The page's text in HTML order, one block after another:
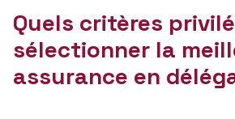
Quels critères
sélectionner la
assurance en